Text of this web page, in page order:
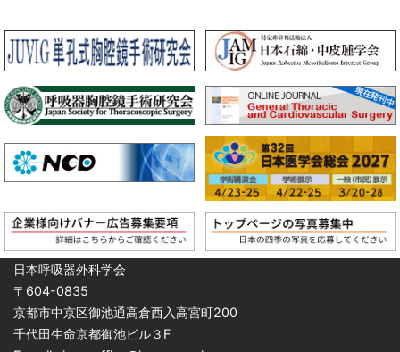
日本呼吸器外科学会
〒604-0835
京都市中京区御池通高倉西入高宮町200
千代田生命京都御池ビル３F